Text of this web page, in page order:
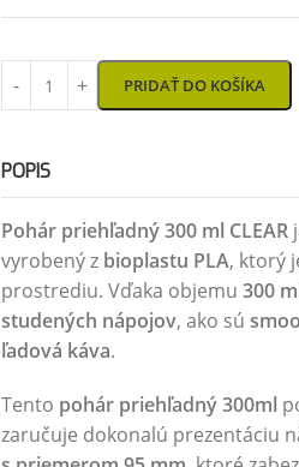
PRIDAŤ DO KOŠÍKA
POPIS
Pohár priehľadný 300 ml CLEAR
vyrobený z bioplastu PLA, ktorý
prostrediu. Vďaka objemu 300
studených nápojov, ako sú
ľadová káva.
Tento pohár priehľadný 300ml
zaručuje dokonalú prezentáciu